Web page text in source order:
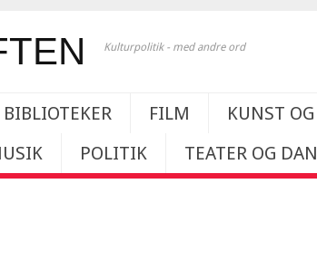
Kulturpolitik - med andre ord
BIBLIOTEKER FILM KUNST
POLITIK TEATER OG